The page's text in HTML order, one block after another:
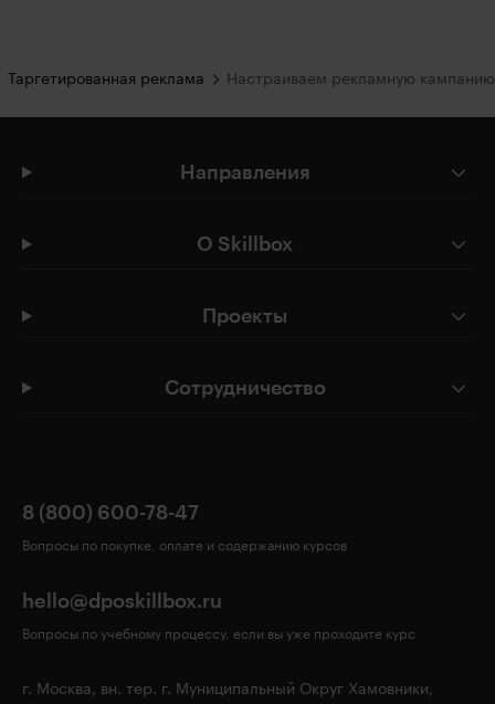
Таргетированная реклама Настраиваем рекламную кампанию
Направления
О Skillbox
Проекты
Сотрудничество
8 (800) 600-78-47
Вопросы по покупке, оплате и содержанию курсов
hello@dposkillbox.ru
Вопросы по учебному процессу, если вы уже проходите курс
г. Москва, вн. тер. г. Муниципальный Округ Хамовники,